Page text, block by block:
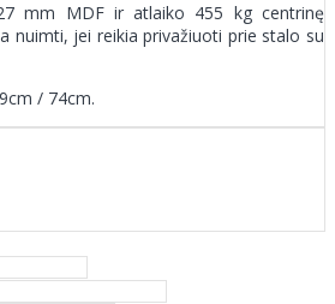
mm MDF ir atlaiko 455 kg centrinę
nuimti, jei reikia privažiuoti prie stalo su
/ 74cm.